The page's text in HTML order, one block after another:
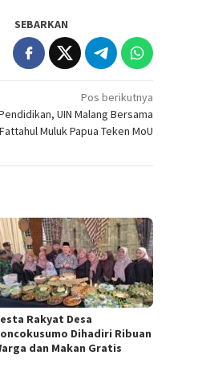
SEBARKAN
Pos berikutnya
UIN Malang Bersama
Muluk Papua Teken MoU
Rakyat Desa
Dihadiri Ribuan
dan Makan Gratis